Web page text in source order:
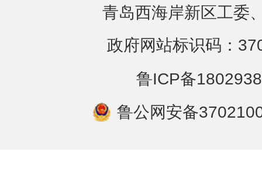
青岛西海岸新区工委
政府网站标识码：
鲁ICP备
鲁公网安备